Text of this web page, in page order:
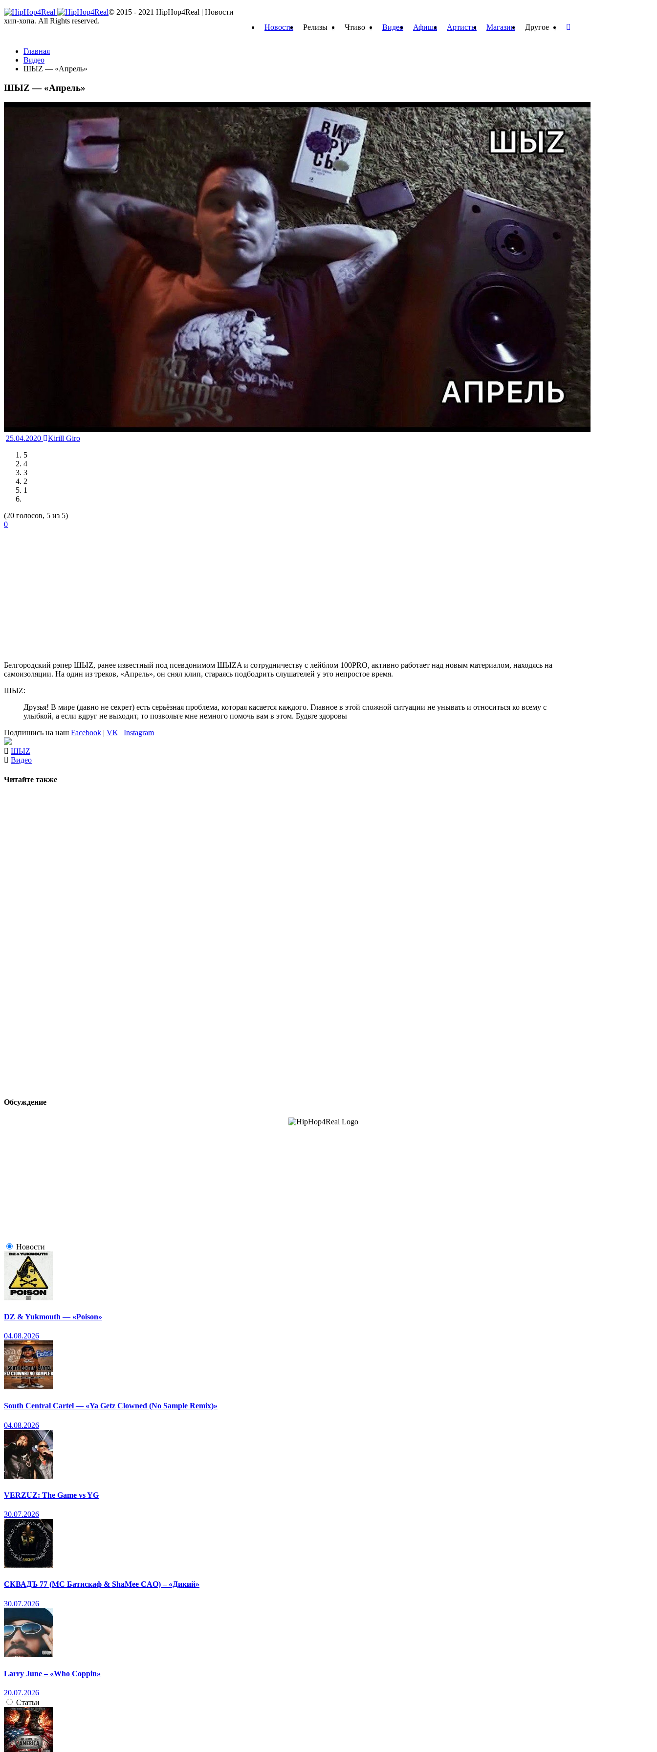
Новости Релизы Чтиво Видео Афиша Артисты Магазин Другое
Главная
Видео
ШЫZ — «Апрель»
ШЫZ — «Апрель»
25.04.2020
Kirill Giro
5
4
3
2
1
(20 голосов, 5 из 5)
0
Белгородский рэпер ШЫZ, ранее известный под псевдонимом ШЫZA и сотрудничеству с лейблом 100PRO, активно работает над новым материалом, находясь на
самоизоляции. На один из треков, «Апрель», он снял клип, стараясь подбодрить слушателей у это непростое время.
ШЫZ:
Друзья! В мире (давно не секрет) есть серьёзная проблема, которая касается каждого. Главное в этой сложной ситуации не унывать и относиться ко всему с
улыбкой, а если вдруг не выходит, то позвольте мне немного помочь вам в этом. Будьте здоровы
Подпишись на наш Facebook | VK | Instagram
ШЫZ
Видео
Читайте также
Обсуждение
Новости
DZ & Yukmouth — «Poison»
04.08.2026
South Central Cartel — «Ya Getz Clowned (No Sample Remix)»
04.08.2026
VERZUZ: The Game vs YG
30.07.2026
СКВАДЪ 77 (МС Батискаф & ShaMee CAO) – «Дикий»
30.07.2026
Larry June – «Who Coppin»
20.07.2026
Статьи
© 2015 - 2021 HipHop4Real | Новости
хип-хопа. All Rights reserved.